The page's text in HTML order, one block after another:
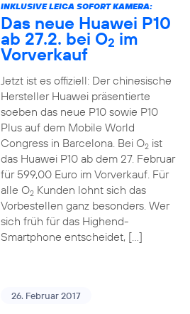
INKLUSIVE LEICA SOFORT KAMERA:
Das neue Huawei P10
ab 27.2. bei O2 im
Vorverkauf
Jetzt ist es offiziell: Der chinesische
Hersteller Huawei präsentierte
soeben das neue P10 sowie P10
Plus auf dem Mobile World
Congress in Barcelona. Bei O2ist
das Huawei P10 ab dem 27. Februar
für 599,00 Euro im Vorverkauf. Für
alle O2Kunden lohnt sich das
Vorbestellen ganz besonders. Wer
sich früh für das Highend-
Smartphone entscheidet, […]
26. Februar 2017